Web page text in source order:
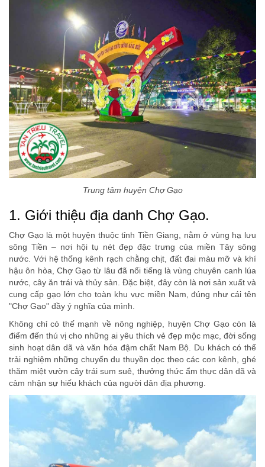
Trung tâm huyện Chợ Gạo
1. Giới thiệu địa danh Chợ Gạo.
Chợ Gạo là một huyện thuộc tỉnh Tiền Giang, nằm ở vùng hạ lưu
sông Tiền – nơi hội tụ nét đẹp đặc trưng của miền Tây sông
nước. Với hệ thống kênh rạch chằng chịt, đất đai màu mỡ và khí
hậu ôn hòa, Chợ Gạo từ lâu đã nổi tiếng là vùng chuyên canh lúa
nước, cây ăn trái và thủy sản. Đặc biệt, đây còn là nơi sản xuất và
cung cấp gạo lớn cho toàn khu vực miền Nam, đúng như cái tên
"Chợ Gạo" đầy ý nghĩa của mình.
Không chỉ có thế mạnh về nông nghiệp, huyện Chợ Gạo còn là
điểm đến thú vị cho những ai yêu thích vẻ đẹp mộc mạc, đời sống
sinh hoạt dân dã và văn hóa đậm chất Nam Bộ. Du khách có thể
trải nghiệm những chuyến du thuyền dọc theo các con kênh, ghé
thăm miệt vườn cây trái sum suê, thưởng thức ẩm thực dân dã và
cảm nhận sự hiếu khách của người dân địa phương.